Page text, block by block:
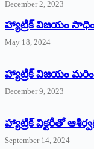
December 2, 2023
హ్యాట్రిక్‌ విజయం
May 18, 2024
హ్యాట్రిక్ విజయం
December 9, 2023
హ్యాట్రిక్‌ ‌విక్టరీతో
September 14, 2024